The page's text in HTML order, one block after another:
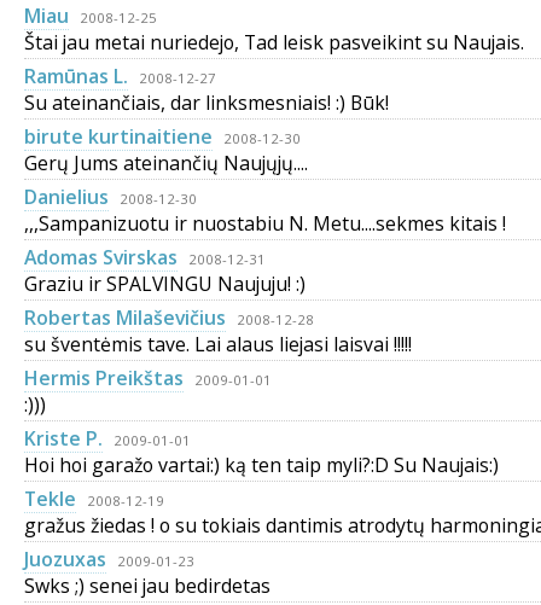
Miau
2008-12-25
Štai jau metai nuriedejo, Tad leisk pasveikint su Naujais.
Ramūnas L.
2008-12-27
Su ateinančiais, dar linksmesniais! :) Būk!
birute kurtinaitiene
2008-12-30
Gerų Jums ateinančių Naujųjų....
Danielius
2008-12-30
,,,Sampanizuotu ir nuostabiu N. Metu....sekmes kitais !
Adomas Svirskas
2008-12-31
Graziu ir SPALVINGU Naujuju! :)
Robertas Milaševičius
2008-12-28
su šventėmis tave. Lai alaus liejasi laisvai !!!!!
Hermis Preikštas
2009-01-01
:)))
Kriste P.
2009-01-01
Hoi hoi garažo vartai:) ką ten taip myli?:D Su Naujais:)
Tekle
2008-12-19
gražus žiedas ! o su tokiais dantimis atrodytų
Juozuxas
2009-01-23
Swks ;) senei jau bedirdetas